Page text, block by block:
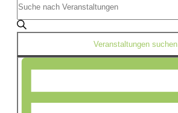
Such-
und
Ansichtennavigation
Sie
Das
Schlüsselwort.
nach
Veranstaltungen
Veranstaltungen suchen
Veranstaltung
Navigation